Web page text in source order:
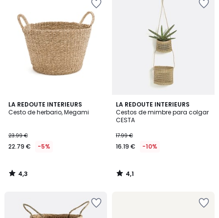
LA REDOUTE INTERIEURS
Cesto de herbario, Megami
23.99 €
22.79 € -5%
4,3
/ 5
4,3
/
LA REDOUTE INTERIEURS
Cestos de mimbre para colgar
CESTA
17.99 €
16.19 € -10%
4,1
/ 5
4,1
/